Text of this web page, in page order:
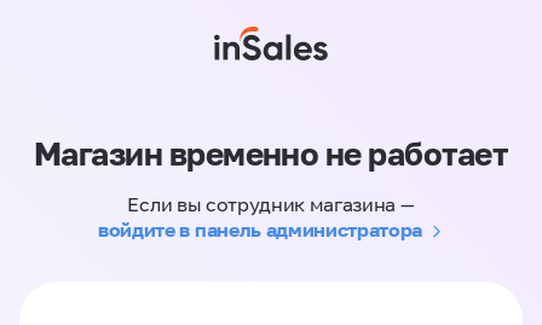
Магазин временно не работает
Если вы сотрудник магазина —
войдите в панель администратора